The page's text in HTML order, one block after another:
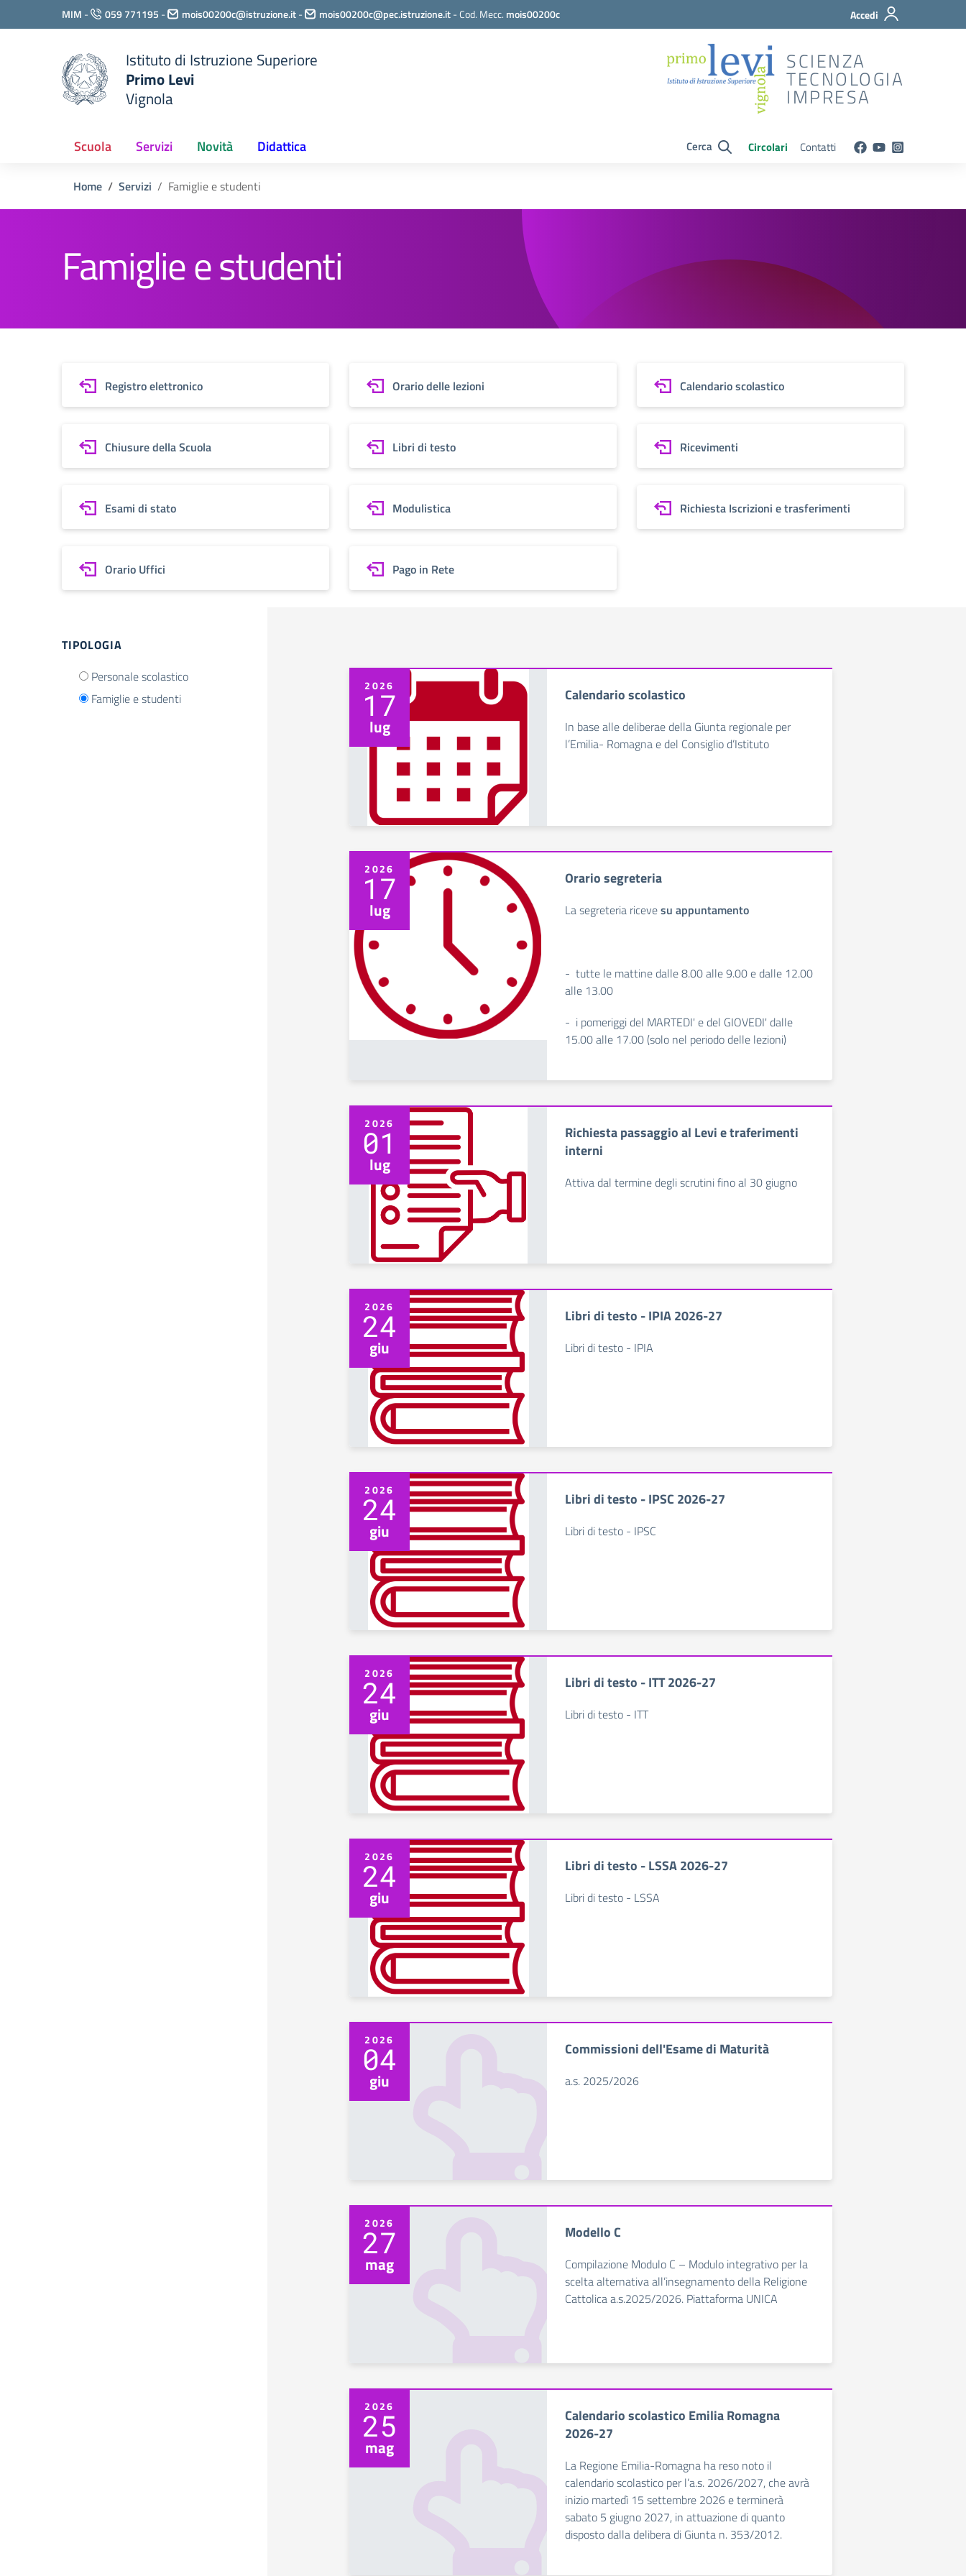
Vai ai contenuti
Vai al menu di navigazione
MIM - 059 771195 - mois00200c@istruzione.it- mois00200c@pec.istruzione.it-Cod. Mecc. mois00200c Accedi
Istituto di Istruzione Superiore
Primo Levi
Vignola
SCIENZA
TECNOLOGIA
IMPRESA
Scuola Servizi Novità Didattica Cerca Circolari Contatti
Home Servizi Famiglie e studenti
Famiglie e studenti
Registro elettronico Orario delle lezioni Calendario scolastico
Chiusure della Scuola Libri di testo Ricevimenti
Esami di stato Modulistica Richiesta Iscrizioni e trasferimenti
Orario Uffici Pago in Rete
TIPOLOGIA
Personale scolastico
Famiglie e studenti
2026
17
lug
Calendario scolastico
In base alle deliberae della Giunta regionale per
l’Emilia- Romagna e del Consiglio d’Istituto
2026
17
lug
Orario segreteria
La segreteria ricevesu appuntamento
- tutte le mattine dalle 8.00 alle 9.00 e dalle 12.00
alle 13.00
- i pomeriggi del MARTEDI' e del GIOVEDI' dalle
15.00 alle 17.00 (solo nel periodo delle lezioni)
2026
01
lug
Richiesta passaggio al Levi e traferimenti
interni
Attiva dal termine degli scrutini fino al 30 giugno
2026
24
giu
Libri di testo - IPIA 2026-27
Libri di testo - IPIA
2026
24
giu
Libri di testo - IPSC 2026-27
Libri di testo - IPSC
2026
24
giu
Libri di testo - ITT 2026-27
Libri di testo - ITT
2026
24
giu
Libri di testo - LSSA 2026-27
Libri di testo - LSSA
2026
04
giu
Commissioni dell'Esame di Maturità
a.s. 2025/2026
2026
27
mag
Modello C
Compilazione Modulo C – Modulo integrativo per la
scelta alternativa all’insegnamento della Religione
Cattolica a.s.2025/2026. Piattaforma UNICA
2026
25
mag
Calendario scolastico Emilia Romagna
2026-27
La Regione Emilia-Romagna ha reso noto il
calendario scolastico per l’a.s. 2026/2027, che avrà
inizio martedì 15 settembre 2026 e terminerà
sabato 5 giugno 2027, in attuazione di quanto
disposto dalla delibera di Giunta n. 353/2012.